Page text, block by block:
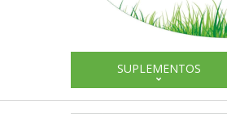
SUPLEMENTOS